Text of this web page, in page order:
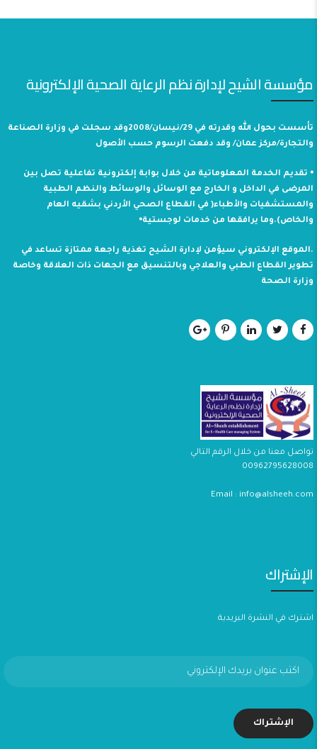
مؤسسة الشيح لإدارة نظم الرعاية الصحية الإلكترونية
تأسست بحول الله وقدرته في 29/نيسان/2008وقد سجلت في وزارة الصناعة
والتجارة/مركز عمان/ وقد دفعت الرسوم حسب الأصول
⦁ تقديم الخدمة المعلوماتية من خلال بوابة إلكترونية تفاعلية تصل بين
المرضى في الداخل و الخارج مع الوسائل والوسائط والنظم الطبية
والمستشفيات والأطباء( في القطاع الصحي الأردني بشقيه العام
والخاص).وما يرافقها من خدمات لوجستية⦁
.الموقع الإلكتروني سيؤمن لإدارة الشيح تغذية راجعة ممتازة تساعد في
تطوير القطاع الطبي والعلاجي وبالتنسيق مع الجهات ذات العلاقة وخاصة
وزارة الصحة
تواصل معنا من خلال الرقم التالي
00962795628008
Email : info@alsheeh.com
الإشتراك
اشترك في النشرة البريدية